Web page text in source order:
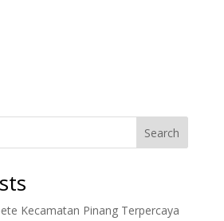
Search
Kecamatan Pinang Terpercaya